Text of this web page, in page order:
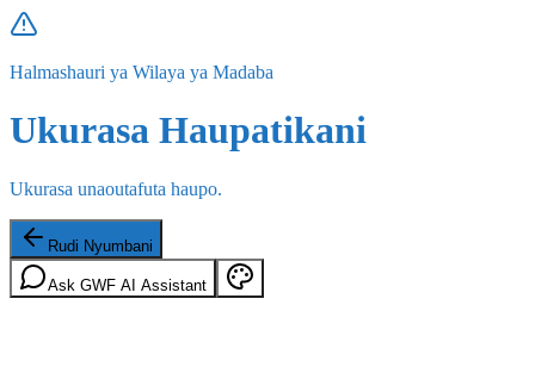
Halmashauri ya Wilaya ya Madaba
Ukurasa Haupatikani
Ukurasa unaoutafuta haupo.
Rudi Nyumbani
Ask GWF AI Assistant